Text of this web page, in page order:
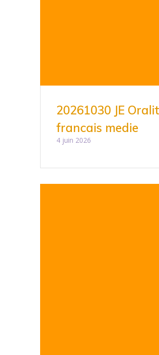
20261030 JE
francais medie
4 juin 2026